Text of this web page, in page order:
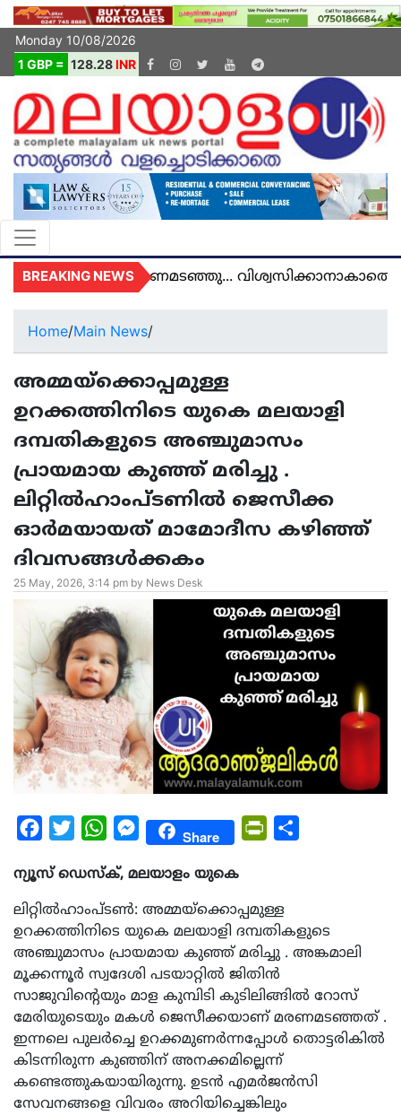
Monday 10/08/2026
1 GBP = 128.28INR
BREAKING NEWS
മരണമടഞ്ഞു... വിശ്വസിക്കാനാകാതെ യുകെ
Home/Main News/
അമ്മയ്ക്കൊപ്പമുള്ള
ഉറക്കത്തിനിടെ യുകെ മലയാളി
ദമ്പതികളുടെ അഞ്ചുമാസം
പ്രായമായ കുഞ്ഞ് മരിച്ചു .
ലിറ്റില്‍ഹാംപ്ടണില്‍ ജെസീക്ക
ഓര്‍മയായത് മാമോദീസ കഴിഞ്ഞ്
ദിവസങ്ങള്‍ക്കകം
25 May, 2026, 3:14 pm by News Desk
Facebook
Twitter WhatsAppMessengerShare PrintFriendly
ന്യൂസ് ഡെസ്ക്, മലയാളം യുകെ
ലിറ്റില്‍ഹാംപ്ടണ്‍: അമ്മയ്ക്കൊപ്പമുള്ള
ഉറക്കത്തിനിടെ യുകെ മലയാളി ദമ്പതികളുടെ
അഞ്ചുമാസം പ്രായമായ കുഞ്ഞ് മരിച്ചു . അങ്കമാലി
മൂക്കന്നൂര്‍ സ്വദേശി പടയാറ്റില്‍ ജിതിന്‍
സാജുവിന്റെയും മാള കുമ്പിടി കുടിലിങ്ങില്‍ റോസ്
മേരിയുടെയും മകള്‍ ജെസീക്കയാണ് മരണമടഞ്ഞത് .
ഇന്നലെ പുലര്‍ച്ചെ ഉറക്കമുണര്‍ന്നപ്പോള്‍ തൊട്ടരികില്‍
കിടന്നിരുന്ന കുഞ്ഞിന് അനക്കമില്ലെന്ന്
കണ്ടെത്തുകയായിരുന്നു. ഉടന്‍ എമര്‍ജന്‍സി
സേവനങ്ങളെ വിവരം അറിയിച്ചെങ്കിലും